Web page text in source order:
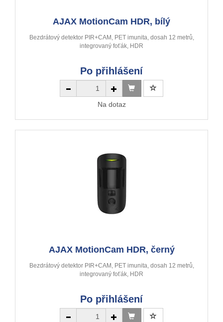
AJAX MotionCam HDR, bílý
Bezdrátový detektor PIR+CAM, PET imunita, dosah 12 metrů,
integrovaný foťák, HDR
Po přihlášení
Na dotaz
AJAX MotionCam HDR, černý
Bezdrátový detektor PIR+CAM, PET imunita, dosah 12 metrů,
integrovaný foťák, HDR
Po přihlášení